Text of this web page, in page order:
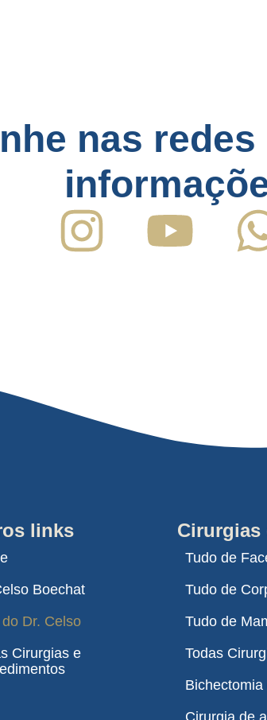
nas
links
Boechat
Dr. Celso
Cirurgias e
Cirurgias
Tudo de
Tudo de
Tudo de
Todas